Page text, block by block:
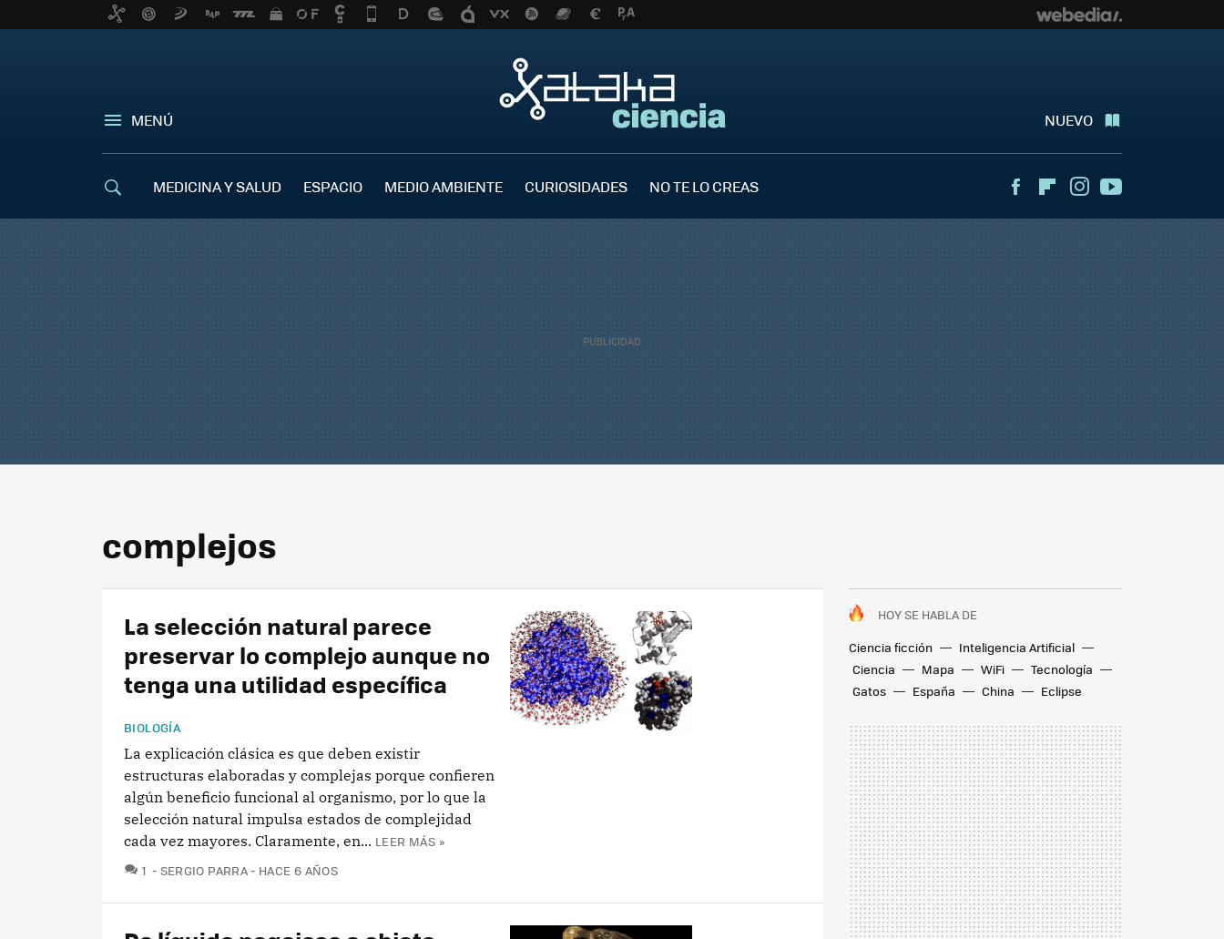
MENÚ NUEVO
MEDICINA Y SALUD ESPACIO MEDIO AMBIENTE CURIOSIDADES NO TE LO CREAS FacebookFlipboardInstagram
complejos
HOY SE HABLA DE
Ciencia ficción
Inteligencia Artificial
Ciencia
Mapa WiFi
Tecnología
Gatos
España China Eclipse
La selección natural parece
preservar lo complejo aunque no
tenga una utilidad específica
BIOLOGÍA
La explicación clásica es que deben existir
estructuras elaboradas y complejas porque confieren
algún beneficio funcional al organismo, por lo que la
selección natural impulsa estados de complejidad
cada vez mayores. Claramente, en... LEER MÁS »
1 COMENTARIOS
SERGIO PARRA HACE 6 AÑOS